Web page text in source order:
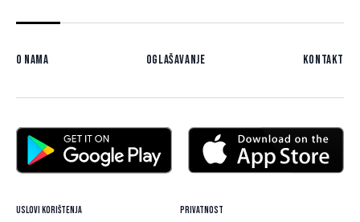
O nama Oglašavanje Kontakt
Uslovi korištenja Privatnost